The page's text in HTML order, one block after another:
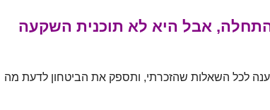
אבל היא לא תוכנית השקעה
לכל השאלות שהזכרתי, ותספק את הביטחון לדעת מה